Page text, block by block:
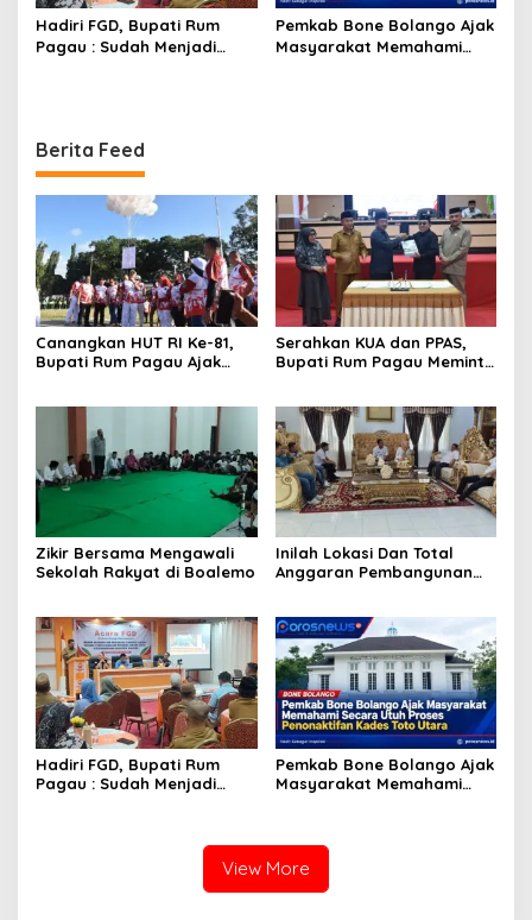
Hadiri FGD, Bupati Rum
Pagau : Sudah Menjadi
Pemkab Bone Bolango Ajak
Masyarakat Memahami
Berita Feed
Canangkan HUT RI Ke-81,
Bupati Rum Pagau Ajak
Serahkan KUA dan PPAS,
Bupati Rum Pagau Meminta
Zikir Bersama Mengawali
Sekolah Rakyat di Boalemo
Inilah Lokasi Dan Total
Anggaran Pembangunan
Hadiri FGD, Bupati Rum
Pagau : Sudah Menjadi
Pemkab Bone Bolango Ajak
Masyarakat Memahami
View More